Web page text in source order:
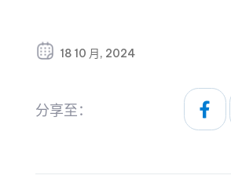
18 10 月, 2024
分享至：